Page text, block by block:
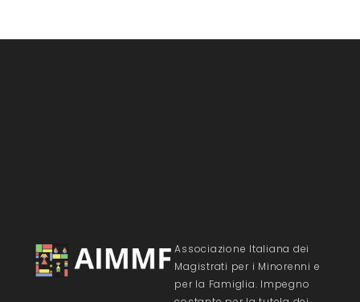
Associazione Italiana dei
Magistrati per i Minorenni e
per la Famiglia. Impegno